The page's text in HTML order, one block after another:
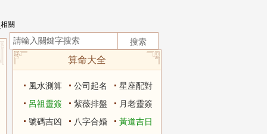
關
算命大全
風水測算 公司起名
星座配對
呂祖靈簽
紫薇排盤
月老靈簽
號碼吉凶
八字合婚
黃道吉日